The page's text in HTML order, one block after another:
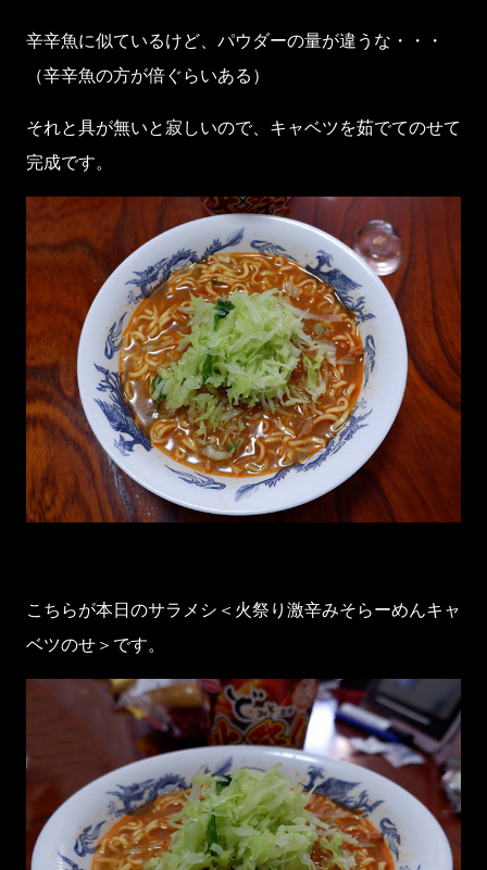
辛辛魚に似ているけど、パウダーの量が違うな・・・
（辛辛魚の方が倍ぐらいある）
それと具が無いと寂しいので、キャベツを茹でてのせて
完成です。
こちらが本日のサラメシ＜火祭り激辛みそらーめんキャ
ベツのせ＞です。